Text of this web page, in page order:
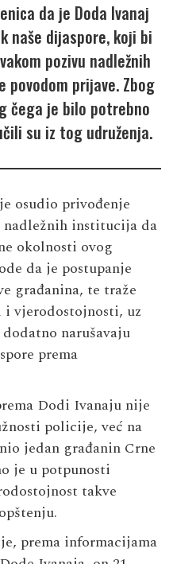
da je Doda Ivanaj
naše dijaspore, koji bi
pozivu nadležnih
povodom prijave. Zbog
čega je bilo potrebno
su iz tog udruženja.
osudio privođenje
institucija da
okolnosti ovog
da je postupanje
građanina, te traže
i vjerodostojnosti, uz
narušavaju
prema
Dodi Ivanaju nije
policije, već na
jedan građanin Crne
je u potpunosti
takve
prema informacijama